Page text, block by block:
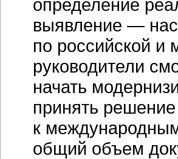
определение
выявление —
по российской и
руководители
начать
принять
к
общий объем